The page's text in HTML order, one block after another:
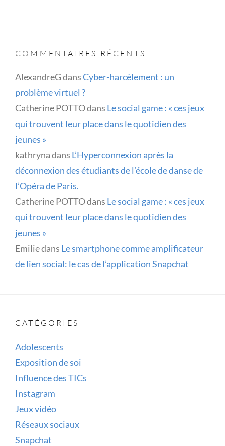
COMMENTAIRES RÉCENTS
AlexandreGdansCyber-harcèlement : un
problème virtuel ?
Catherine POTTOdans Le social game : « ces jeux
qui trouvent leur place dans le quotidien des
jeunes »
kathrynadans L’Hyperconnexion après la
déconnexion des étudiants de l’école de danse de
l’Opéra de Paris.
Catherine POTTOdans Le social game : « ces jeux
qui trouvent leur place dans le quotidien des
jeunes »
Emiliedans Le smartphone comme amplificateur
de lien social: le cas de l’application Snapchat
CATÉGORIES
Adolescents
Exposition de soi
Influence des TICs
Instagram
Jeux vidéo
Réseaux sociaux
Snapchat